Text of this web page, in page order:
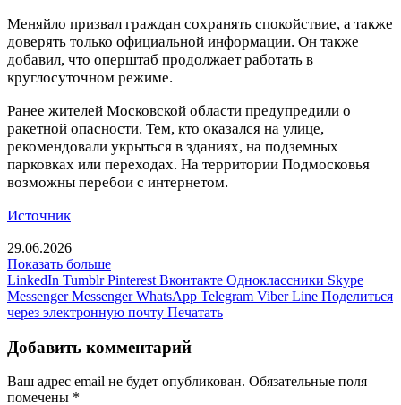
Меняйло призвал граждан сохранять спокойствие, а также
доверять только официальной информации. Он также
добавил, что оперштаб продолжает работать в
круглосуточном режиме.
Ранее жителей Московской области предупредили о
ракетной опасности. Тем, кто оказался на улице,
рекомендовали укрыться в зданиях, на подземных
парковках или переходах. На территории Подмосковья
возможны перебои с интернетом.
Источник
29.06.2026
Показать больше
LinkedIn Tumblr Pinterest Вконтакте Одноклассники Skype
Messenger Messenger WhatsApp Telegram Viber Line Поделиться
через электронную почту Печатать
Добавить комментарий
Ваш адрес email не будет опубликован. Обязательные поля
помечены *